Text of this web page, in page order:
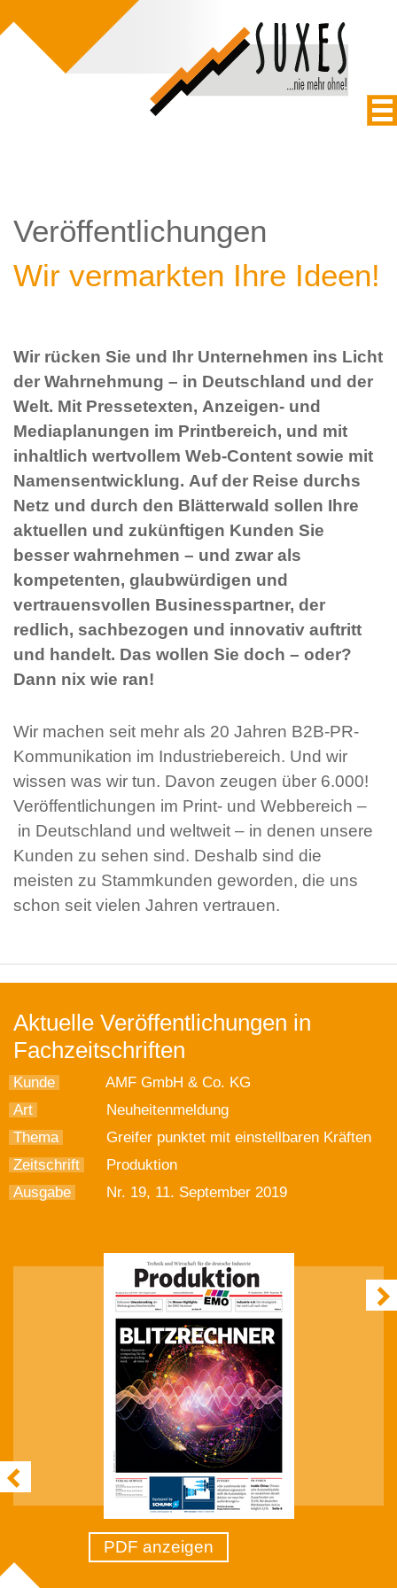
Veröffentlichungen
Wir vermarkten Ihre Ideen!
Wir rücken Sie und Ihr Unternehmen ins Licht
der Wahrnehmung – in Deutschland und der
Welt. Mit Pressetexten, Anzeigen- und
Mediaplanungen im Printbereich, und mit
inhaltlich wertvollem Web-Content sowie mit
Namensentwicklung. Auf der Reise durchs
Netz und durch den Blätterwald sollen Ihre
aktuellen und zukünftigen Kunden Sie
besser wahrnehmen – und zwar als
kompetenten, glaubwürdigen und
vertrauensvollen Businesspartner, der
redlich, sachbezogen und innovativ auftritt
und handelt. Das wollen Sie doch – oder?
Dann nix wie ran!
Wir machen seit mehr als 20 Jahren B2B-PR-
Kommunikation im Industriebereich. Und wir
wissen was wir tun. Davon zeugen über 6.000!
Veröffentlichungen im Print- und Webbereich –
in Deutschland und weltweit – in denen unsere
Kunden zu sehen sind. Deshalb sind die
meisten zu Stammkunden geworden, die uns
schon seit vielen Jahren vertrauen.
Aktuelle Veröffentlichungen in
Fachzeitschriften
Kunde
AMF GmbH & Co. KG
Art
Neuheitenmeldung
Thema
Greifer punktet mit einstellbaren Kräften
Zeitschrift
Produktion
Ausgabe
Nr. 19, 11. September 2019
PDF anzeigen